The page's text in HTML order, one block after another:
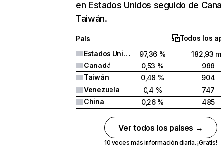
en Estados Unidos seguido de
Taiwán.
País
Todos los
Estados Unidos
97,36 %
182,93
Canadá
0,53 %
988
Taiwán
0,48 %
904
Venezuela
0,4 %
747
China
0,26 % 485
Ver todos los países →
10 veces más información diaria. ¡Gratis!